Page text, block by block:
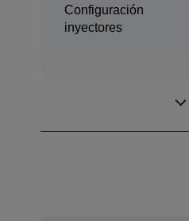
Configuración
inyectores